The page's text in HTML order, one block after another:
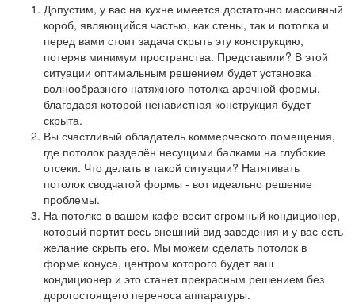
Допустим, у вас на кухне имеется достаточно массивный
короб, являющийся частью, как стены, так и потолка и
перед вами стоит задача скрыть эту конструкцию,
потеряв минимум пространства. Представили? В этой
ситуации оптимальным решением будет установка
волнообразного натяжного потолка арочной формы,
благодаря которой ненавистная конструкция будет
скрыта.
Вы счастливый обладатель коммерческого помещения,
где потолок разделён несущими балками на глубокие
отсеки. Что делать в такой ситуации? Натягивать
потолок сводчатой формы - вот идеально решение
проблемы.
На потолке в вашем кафе весит огромный кондиционер,
который портит весь внешний вид заведения и у вас есть
желание скрыть его. Мы можем сделать потолок в
форме конуса, центром которого будет ваш
кондиционер и это станет прекрасным решением без
дорогостоящего переноса аппаратуры.